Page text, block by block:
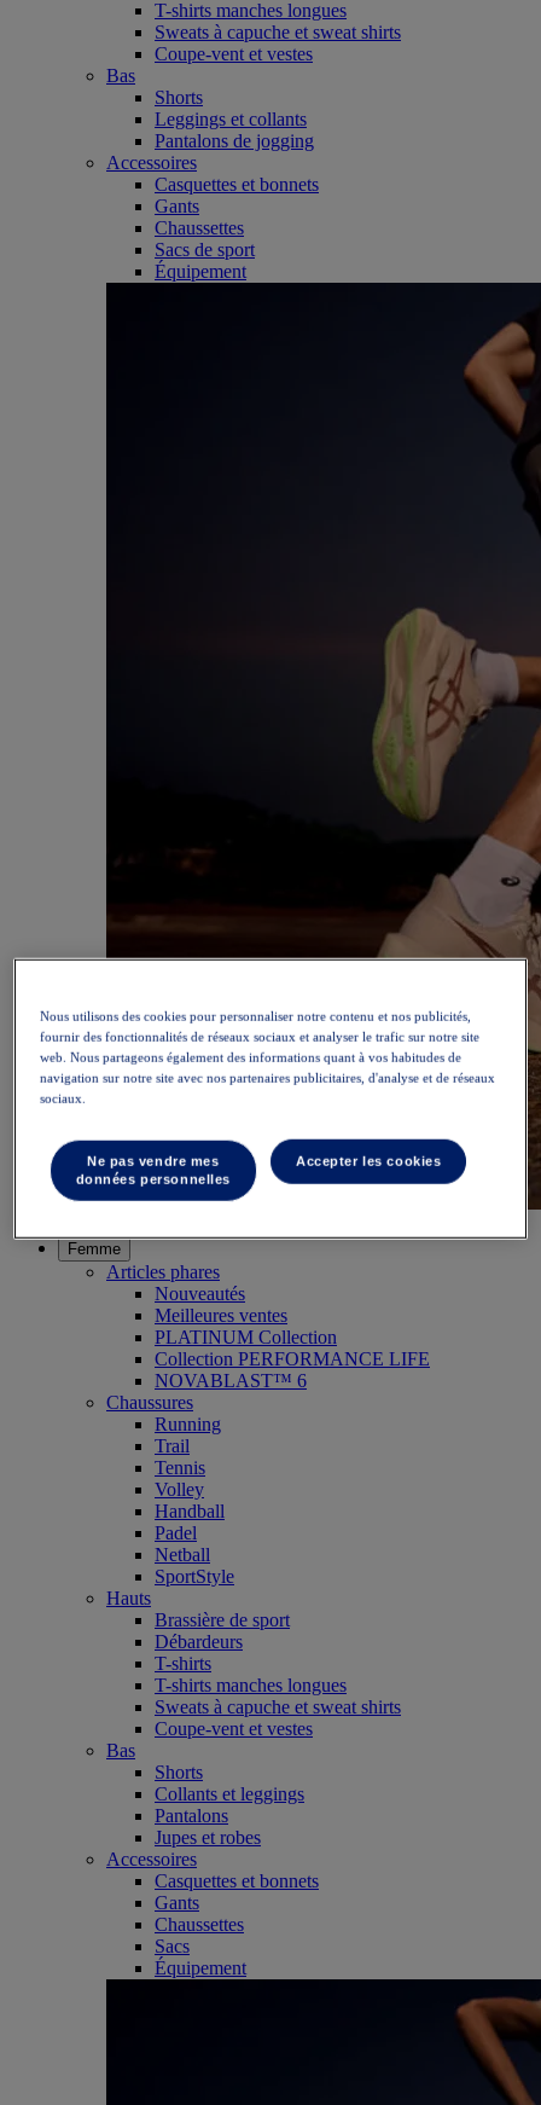
T-shirts manches longues
Sweats à capuche et sweat shirts
Coupe-vent et vestes
Bas
Shorts
Leggings et collants
Pantalons de jogging
Accessoires
Casquettes et bonnets
Gants
Chaussettes
Sacs de sport
Équipement
Femme
Articles phares
Nouveautés
Meilleures ventes
PLATINUM Collection
Collection PERFORMANCE LIFE
NOVABLAST™ 6
Chaussures
Running
Trail
Tennis
Volley
Handball
Padel
Netball
SportStyle
Hauts
Brassière de sport
Débardeurs
T-shirts
T-shirts manches longues
Sweats à capuche et sweat shirts
Coupe-vent et vestes
Bas
Shorts
Collants et leggings
Pantalons
Jupes et robes
Accessoires
Casquettes et bonnets
Gants
Chaussettes
Sacs
Équipement
Nous utilisons des cookies pour personnaliser notre contenu et nos publicités,
fournir des fonctionnalités de réseaux sociaux et analyser le trafic sur notre site
web. Nous partageons également des informations quant à vos habitudes de
navigation sur notre site avec nos partenaires publicitaires, d'analyse et de réseaux
sociaux.
Ne pas vendre mes
données personnelles
Accepter les cookies